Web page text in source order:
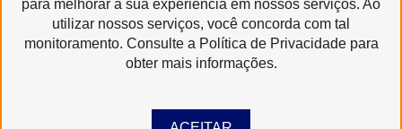
Produzido por
Copyright © 2020 | Santa Marcelina Cultura • Todos os Direitos Reservados
para melhorar a sua experiência em nossos serviços. Ao
utilizar nossos serviços, você concorda com tal
monitoramento. Consulte a Política de Privacidade para
obter mais informações.